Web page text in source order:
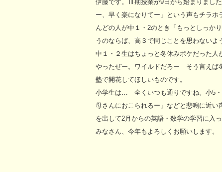
伊藤です。Ⅲ期授業が9日から始まりまし
ー、早く楽になりてー」という声もチラ
んどの人が中１・2のとき「もっとしっか
うのならば、高３で同じことを思わないよ
中１・２生はちょっと冬休みボケだった
やったぜー。ワイルドだろー そう言えば
塾で開花してほしいものです。
小学生は… 全くいつも通りですね。小5・
母さんにおこられるー」などと悲鳴に近
を出して2月からの英語・数学の学習に入
みなさん、今年もよろしくお願いします。